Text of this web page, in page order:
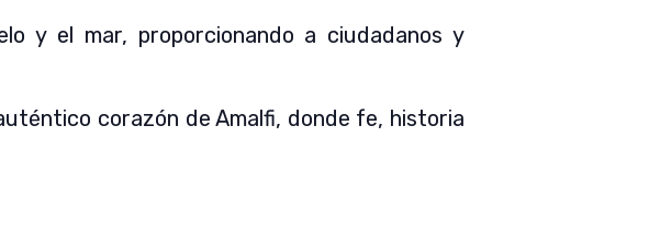
y el mar, proporcionando a ciudadanos y
corazón de Amalfi, donde fe, historia